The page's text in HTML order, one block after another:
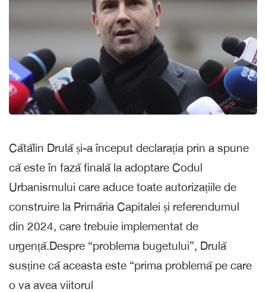
Cătălin Drulă și-a început declarația prin a spune
că este în fază finală la adoptare Codul
Urbanismului care aduce toate autorizațiile de
construire la Primăria Capitalei și referendumul
din 2024, care trebuie implementat de
urgență.Despre “problema bugetului”, Drulă
susține că aceasta este “prima problemă pe care
o va avea viitorul